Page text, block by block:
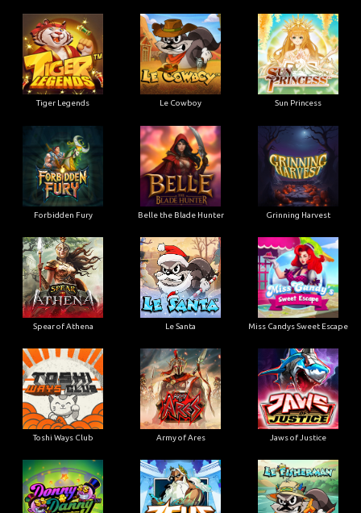
Tiger Legends Le Cowboy Sun Princess
Forbidden Fury Belle the Blade Hunter Grinning Harvest
Spear of Athena Le Santa Miss Candys Sweet Escape
Toshi Ways Club Army of Ares Jaws of Justice